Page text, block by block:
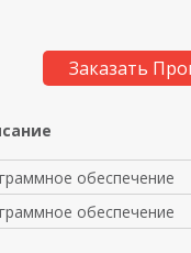
Заказать
обеспечение
обеспечение